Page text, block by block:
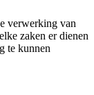
verwerking van
zaken er dienen
te kunnen